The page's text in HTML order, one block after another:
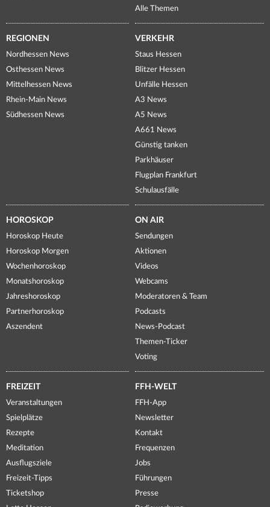
Alle Themen
REGIONEN
Nordhessen News
Osthessen News
Mittelhessen News
Rhein-Main News
Südhessen News
VERKEHR
Staus Hessen
Blitzer Hessen
Unfälle Hessen
A3 News
A5 News
A661 News
Günstig tanken
Parkhäuser
Flugplan Frankfurt
Schulausfälle
HOROSKOP
Horoskop Heute
Horoskop Morgen
Wochenhoroskop
Monatshoroskop
Jahreshoroskop
Partnerhoroskop
Aszendent
ON AIR
Sendungen
Aktionen
Videos
Webcams
Moderatoren & Team
Podcasts
News-Podcast
Themen-Ticker
Voting
FREIZEIT
Veranstaltungen
Spielplätze
Rezepte
Meditation
Ausflugsziele
Freizeit-Tipps
Ticketshop
FFH-WELT
FFH-App
Newsletter
Kontakt
Frequenzen
Jobs
Führungen
Presse